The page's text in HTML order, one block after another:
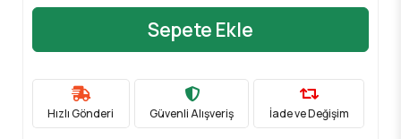
Sepete Ekle
Hızlı Gönderi Güvenli Alışveriş İade ve Değişim